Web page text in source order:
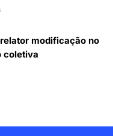
modificação no
coletiva